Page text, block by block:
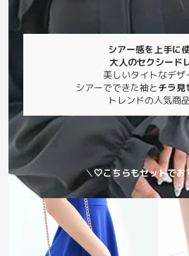
シアー感を上手に
大人のセクシード
美しいタイトなデザ
シアーでできた袖とチラ見
トレンドの人気商
＼🤍こちらもセットでお